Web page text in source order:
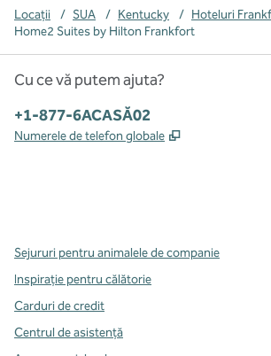
Locații / SUA / Kentucky / Hoteluri
Home2 Suites by Hilton Frankfort
Cu ce vă putem ajuta?
Telefon:
+1-877-6ACASĂ02
Numerele de telefon globale ,
Sejururi pentru animalele de companie
Inspirație pentru călătorie
Carduri de credit
Centrul de asistență